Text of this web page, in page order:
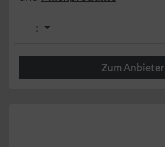
:
Zum Anbieter